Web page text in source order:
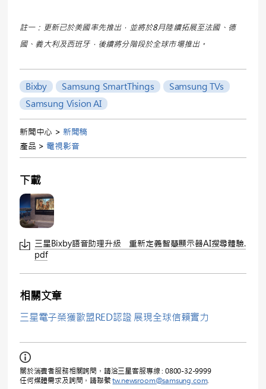
註一：更新已於美國率先推出，並將於8月陸續拓展至法國、德
國、義大利及西班牙，後續將分階段於全球市場推出。
Bixby Samsung SmartThings
Samsung TVs
Samsung Vision AI
新聞中心 > 新聞稿
產品 > 電視影音
下載
三星Bixby語音助理升級 重新定義智慧顯示器AI搜尋體驗.
pdf
相關文章
三星電子榮獲歐盟RED認證 展現全球信賴實力
關於消費者服務相關詢問，請洽三星客服專線 : 0800-32-9999
任何媒體需求及詢問，請聯繫tw.newsroom@samsung.com.